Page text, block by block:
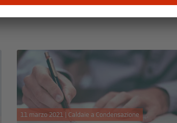
11 marzo 2021 | Caldaie a Condensazione